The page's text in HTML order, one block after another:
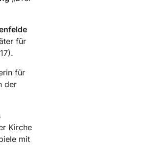
für
für
der
Kirche
mit